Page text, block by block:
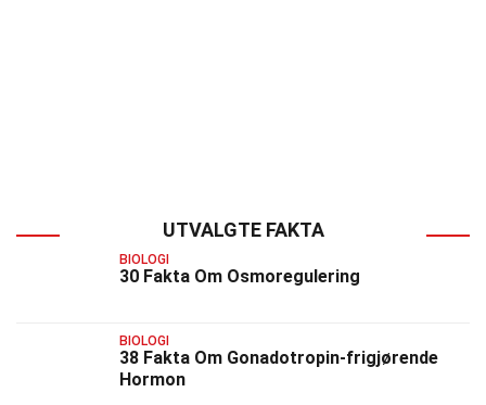
UTVALGTE FAKTA
BIOLOGI
30 Fakta Om Osmoregulering
BIOLOGI
38 Fakta Om Gonadotropin-frigjørende
Hormon